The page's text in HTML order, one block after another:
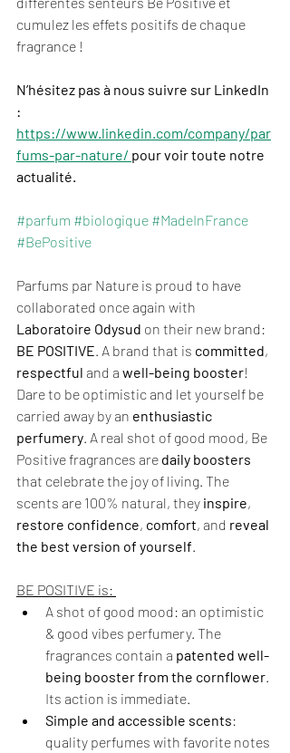
cumulez les effets positifs de chaque
fragrance !
N’hésitez pas à nous suivre sur LinkedIn
:
https://www.linkedin.com/company/par
fums-par-nature/ pour voir toute notre
actualité.
#parfum #biologique #MadeInFrance
#BePositive
Parfums par Nature is proud to have
collaborated once again with
Laboratoire Odysud on their new brand:
BE POSITIVE . A brand that is committed,
respectful and a well-being booster!
Dare to be optimistic and let yourself be
carried away by an enthusiastic
perfumery . A real shot of good mood, Be
Positive fragrances are daily boosters
that celebrate the joy of living. The
scents are 100% natural, they inspire,
restore confidence, comfort, and reveal
the best version of yourself
BE POSITIVE is:
A shot of good mood: an optimistic
& good vibes perfumery. The
fragrances contain a patented well-
being booster from the cornflower
Its action is immediate.
Simple and accessible scents:
quality perfumes with favorite notes